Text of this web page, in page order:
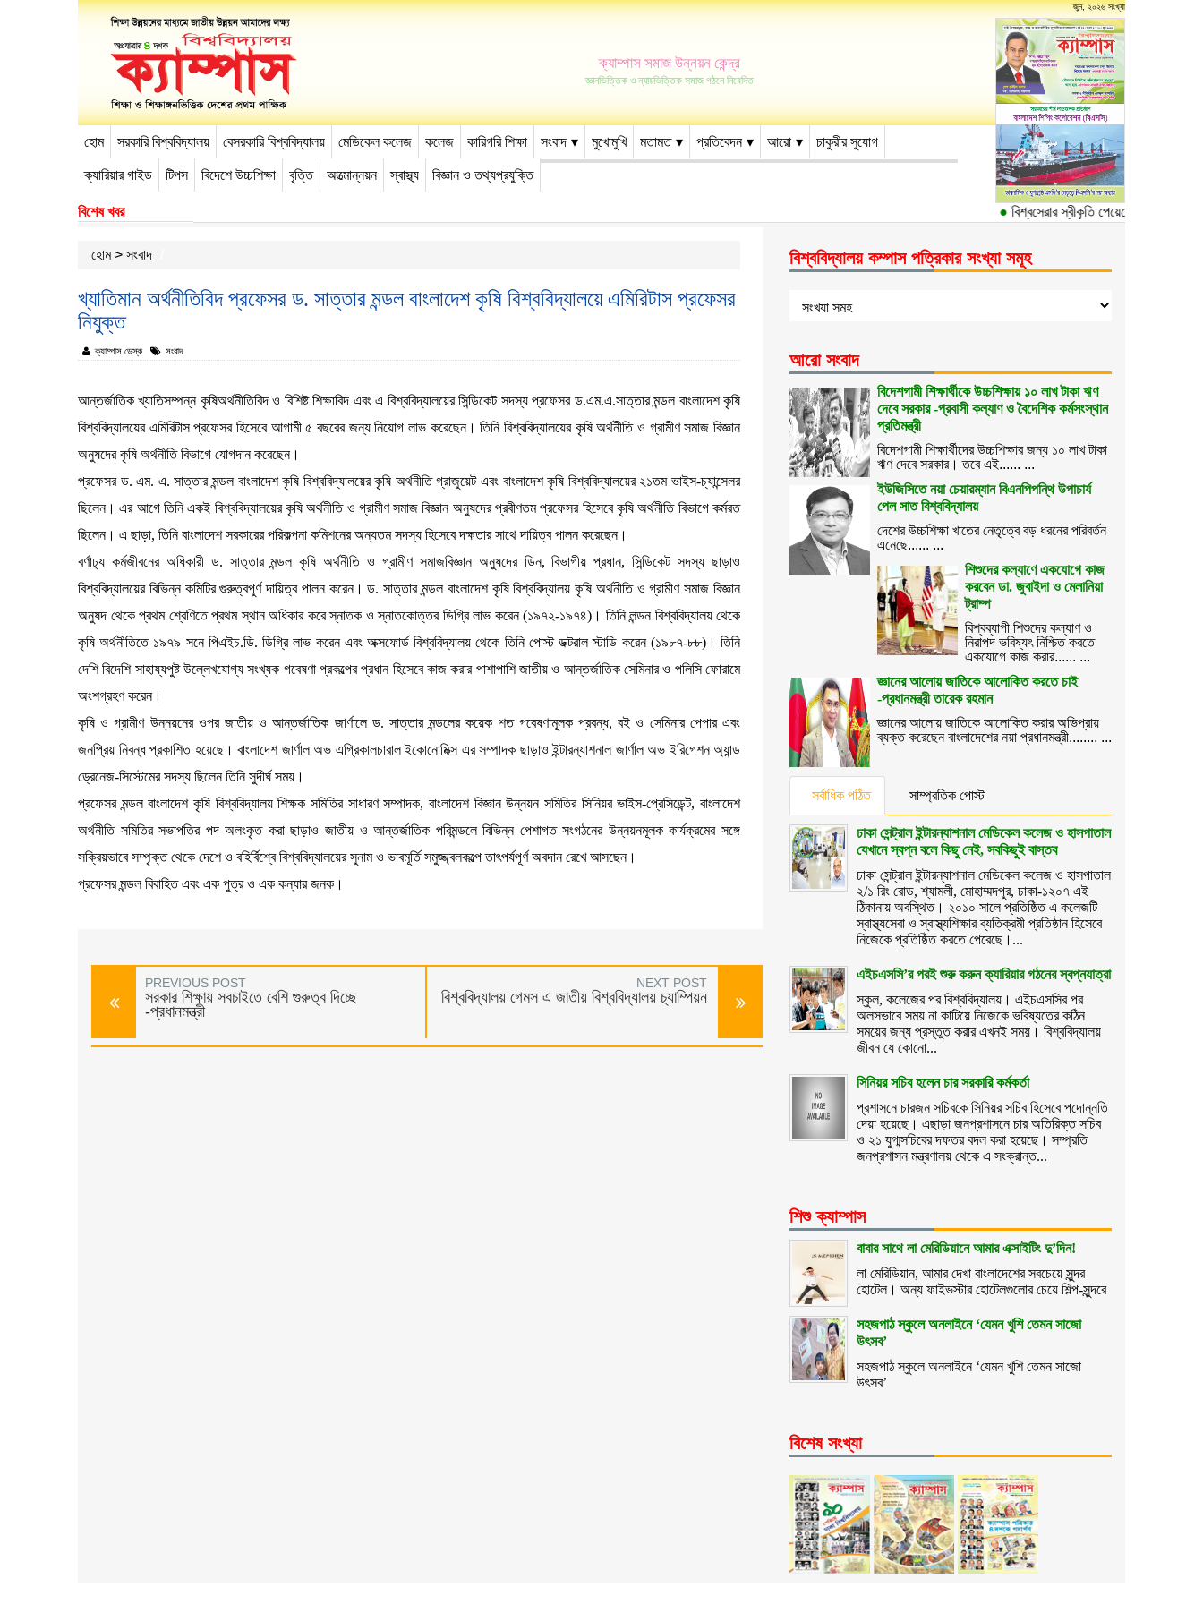
ক্যাম্পাস সমাজ উন্নয়ন কেন্দ্র
জ্ঞানভিত্তিক ও ন্যায়ভিত্তিক সমাজ গঠনে নিবেদিত
জুন, ২০২৬ সংখ্যা
হোম সরকারি বিশ্ববিদ্যালয় বেসরকারি বিশ্ববিদ্যালয় মেডিকেল কলেজ কলেজ কারিগরি শিক্ষা সংবাদ মুখোমুখি মতামত প্রতিবেদন আরো চাকুরীর সুযোগ
ক্যারিয়ার গাইড টিপস বিদেশে উচ্চশিক্ষা বৃত্তি আত্মোন্নয়ন স্বাস্থ্য বিজ্ঞান ও তথ্যপ্রযুক্তি
-->
বিশেষ খবর বিশ্বসেরার স্বীকৃতি পেয়েছে ঢাকা
হোম> সংবাদ
খ্যাতিমান অর্থনীতিবিদ প্রফেসর ড. সাত্তার মন্ডল বাংলাদেশ কৃষি বিশ্ববিদ্যালয়ে এমিরিটাস প্রফেসর
নিযুক্ত
ক্যাম্পাস ডেস্ক সংবাদ
আন্তর্জাতিক খ্যাতিসম্পন্ন কৃষিঅর্থনীতিবিদ ও বিশিষ্ট শিক্ষাবিদ এবং এ বিশ্ববিদ্যালয়ের সিন্ডিকেট সদস্য প্রফেসর ড.এম.এ.সাত্তার মন্ডল বাংলাদেশ কৃষি
বিশ্ববিদ্যালয়ের এমিরিটাস প্রফেসর হিসেবে আগামী ৫ বছরের জন্য নিয়োগ লাভ করেছেন। তিনি বিশ্ববিদ্যালয়ের কৃষি অর্থনীতি ও গ্রামীণ সমাজ বিজ্ঞান
অনুষদের কৃষি অর্থনীতি বিভাগে যোগদান করেছেন।
প্রফেসর ড. এম. এ. সাত্তার মন্ডল বাংলাদেশ কৃষি বিশ্ববিদ্যালয়ের কৃষি অর্থনীতি গ্রাজুয়েট এবং বাংলাদেশ কৃষি বিশ্ববিদ্যালয়ের ২১তম ভাইস-চ্যান্সেলর
ছিলেন। এর আগে তিনি একই বিশ্ববিদ্যালয়ের কৃষি অর্থনীতি ও গ্রামীণ সমাজ বিজ্ঞান অনুষদের প্রবীণতম প্রফেসর হিসেবে কৃষি অর্থনীতি বিভাগে কর্মরত
ছিলেন। এ ছাড়া, তিনি বাংলাদেশ সরকারের পরিকল্পনা কমিশনের অন্যতম সদস্য হিসেবে দক্ষতার সাথে দায়িত্ব পালন করেছেন।
বর্ণাঢ্য কর্মজীবনের অধিকারী ড. সাত্তার মন্ডল কৃষি অর্থনীতি ও গ্রামীণ সমাজবিজ্ঞান অনুষদের ডিন, বিভাগীয় প্রধান, সিন্ডিকেট সদস্য ছাড়াও
বিশ্ববিদ্যালয়ের বিভিন্ন কমিটির গুরুত্বপুর্ণ দায়িত্ব পালন করেন। ড. সাত্তার মন্ডল বাংলাদেশ কৃষি বিশ্ববিদ্যালয় কৃষি অর্থনীতি ও গ্রামীণ সমাজ বিজ্ঞান
অনুষদ থেকে প্রথম শ্রেণিতে প্রথম স্থান অধিকার করে স্নাতক ও স্নাতকোত্তর ডিগ্রি লাভ করেন (১৯৭২-১৯৭৪)। তিনি লন্ডন বিশ্ববিদ্যালয় থেকে
কৃষি অর্থনীতিতে ১৯৭৯ সনে পিএইচ.ডি. ডিগ্রি লাভ করেন এবং অক্সফোর্ড বিশ্ববিদ্যালয় থেকে তিনি পোস্ট ডক্টরাল স্টাডি করেন (১৯৮৭-৮৮)। তিনি
দেশি বিদেশি সাহায্যপুষ্ট উল্লেখযোগ্য সংখ্যক গবেষণা প্রকল্পের প্রধান হিসেবে কাজ করার পাশাপাশি জাতীয় ও আন্তর্জাতিক সেমিনার ও পলিসি ফোরামে
অংশগ্রহণ করেন।
কৃষি ও গ্রামীণ উন্নয়নের ওপর জাতীয় ও আন্তর্জাতিক জার্ণালে ড. সাত্তার মন্ডলের কয়েক শত গবেষণামূলক প্রবন্ধ, বই ও সেমিনার পেপার এবং
জনপ্রিয় নিবন্ধ প্রকাশিত হয়েছে। বাংলাদেশ জার্ণাল অভ এগ্রিকালচারাল ইকোনোমিক্স এর সম্পাদক ছাড়াও ইন্টারন্যাশনাল জার্ণাল অভ ইরিগেশন অ্যান্ড
ড্রেনেজ-সিস্টেমের সদস্য ছিলেন তিনি সুদীর্ঘ সময়।
প্রফেসর মন্ডল বাংলাদেশ কৃষি বিশ্ববিদ্যালয় শিক্ষক সমিতির সাধারণ সম্পাদক, বাংলাদেশ বিজ্ঞান উন্নয়ন সমিতির সিনিয়র ভাইস-প্রেসিডেন্ট, বাংলাদেশ
অর্থনীতি সমিতির সভাপতির পদ অলংকৃত করা ছাড়াও জাতীয় ও আন্তর্জাতিক পরিমন্ডলে বিভিন্ন পেশাগত সংগঠনের উন্নয়নমূলক কার্যক্রমের সঙ্গে
সক্রিয়ভাবে সম্পৃক্ত থেকে দেশে ও বহির্বিশ্বে বিশ্ববিদ্যালয়ের সুনাম ও ভাবমূর্তি সমুজ্জ্বলকল্পে তাৎপর্যপূর্ণ অবদান রেখে আসছেন।
প্রফেসর মন্ডল বিবাহিত এবং এক পুত্র ও এক কন্যার জনক।
PREVIOUS POST
সরকার শিক্ষায় সবচাইতে বেশি গুরুত্ব দিচ্ছে
-প্রধানমন্ত্রী
NEXT POST
বিশ্ববিদ্যালয় গেমস এ জাতীয় বিশ্ববিদ্যালয় চ্যাম্পিয়ন
বিশ্ববিদ্যালয় কম্পাস পত্রিকার সংখ্যা সমূহ
আরো সংবাদ
বিদেশগামী শিক্ষার্থীকে উচ্চশিক্ষায় ১০ লাখ টাকা ঋণ
দেবে সরকার -প্রবাসী কল্যাণ ও বৈদেশিক কর্মসংস্থান
প্রতিমন্ত্রী
বিদেশগামী শিক্ষার্থীদের উচ্চশিক্ষার জন্য ১০ লাখ টাকা
ঋণ দেবে সরকার। তবে এই...... ...
ইউজিসিতে নয়া চেয়ারম্যান বিএনপিপন্থি উপাচার্য
পেল সাত বিশ্ববিদ্যালয়
দেশের উচ্চশিক্ষা খাতের নেতৃত্বে বড় ধরনের পরিবর্তন
এনেছে...... ...
শিশুদের কল্যাণে একযোগে কাজ
করবেন ডা. জুবাইদা ও মেলানিয়া
ট্রাম্প
বিশ্বব্যাপী শিশুদের কল্যাণ ও
নিরাপদ ভবিষ্যৎ নিশ্চিত করতে
একযোগে কাজ করার...... ...
জ্ঞানের আলোয় জাতিকে আলোকিত করতে চাই
-প্রধানমন্ত্রী তারেক রহমান
জ্ঞানের আলোয় জাতিকে আলোকিত করার অভিপ্রায়
ব্যক্ত করেছেন বাংলাদেশের নয়া প্রধানমন্ত্রী........ ...
সর্বাধিক পঠিত সাম্প্রতিক পোস্ট
ঢাকা সেন্ট্রাল ইন্টারন্যাশনাল মেডিকেল কলেজ ও হাসপাতাল
যেখানে স্বপ্ন বলে কিছু নেই, সবকিছুই বাস্তব
ঢাকা সেন্ট্রাল ইন্টারন্যাশনাল মেডিকেল কলেজ ও হাসপাতাল
২/১ রিং রোড, শ্যামলী, মোহাম্মদপুর, ঢাকা-১২০৭ এই
ঠিকানায় অবস্থিত। ২০১০ সালে প্রতিষ্ঠিত এ কলেজটি
স্বাস্থ্যসেবা ও স্বাস্থ্যশিক্ষার ব্যতিক্রমী প্রতিষ্ঠান হিসেবে
নিজেকে প্রতিষ্ঠিত করতে পেরেছে।...
এইচএসসি’র পরই শুরু করুন ক্যারিয়ার গঠনের স্বপ্নযাত্রা
স্কুল, কলেজের পর বিশ্ববিদ্যালয়। এইচএসসির পর
অলসভাবে সময় না কাটিয়ে নিজেকে ভবিষ্যতের কঠিন
সময়ের জন্য প্রস্তুত করার এখনই সময়। বিশ্ববিদ্যালয়
জীবন যে কোনো...
সিনিয়র সচিব হলেন চার সরকারি কর্মকর্তা
প্রশাসনে চারজন সচিবকে সিনিয়র সচিব হিসেবে পদোন্নতি
দেয়া হয়েছে। এছাড়া জনপ্রশাসনে চার অতিরিক্ত সচিব
ও ২১ যুগ্মসচিবের দফতর বদল করা হয়েছে। সম্প্রতি
জনপ্রশাসন মন্ত্রণালয় থেকে এ সংক্রান্ত...
শিশু ক্যাম্পাস
বাবার সাথে লা মেরিডিয়ানে আমার এক্সাইটিং দু’দিন!
লা মেরিডিয়ান, আমার দেখা বাংলাদেশের সবচেয়ে সুন্দর
হোটেল। অন্য ফাইভস্টার হোটেলগুলোর চেয়ে শিল্প-সুন্দরে
সহজপাঠ স্কুলে অনলাইনে ‘যেমন খুশি তেমন সাজো
উৎসব’
সহজপাঠ স্কুলে অনলাইনে ‘যেমন খুশি তেমন সাজো
উৎসব’
বিশেষ সংখ্যা